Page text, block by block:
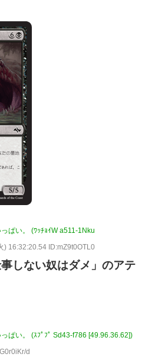
ぱい。 (ﾜｯﾁｮｲW a511-1Nku
) 16:32:20.54 ID:mZ9t0OTL0
事しない奴はダメ」のアテ
ぱい。 (ｽﾌﾟﾌﾟ Sd43-f786 [49.96.36.62])
d